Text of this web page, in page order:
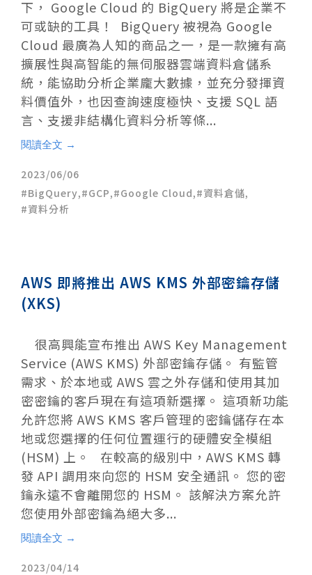
下， Google Cloud 的 BigQuery 將是企業不
可或缺的工具！ BigQuery 被視為 Google
Cloud 最廣為人知的商品之一，是一款擁有高
擴展性與高智能的無伺服器雲端資料倉儲系
統，能協助分析企業龐大數據，並充分發揮資
料價值外，也因查詢速度極快、支援 SQL 語
言、支援非結構化資料分析等條...
閱讀全文 →
2023/06/06
BigQuery, GCP, Google Cloud, 資料倉儲,
資料分析
AWS 即將推出 AWS KMS 外部密鑰存儲
(XKS)
很高興能宣布推出 AWS Key Management
Service (AWS KMS) 外部密鑰存儲。 有監管
需求、於本地或 AWS 雲之外存儲和使用其加
密密鑰的客戶現在有這項新選擇。 這項新功能
允許您將 AWS KMS 客戶管理的密鑰儲存在本
地或您選擇的任何位置運行的硬體安全模組
(HSM) 上。 在較高的級別中，AWS KMS 轉
發 API 調用來向您的 HSM 安全通訊。 您的密
鑰永遠不會離開您的 HSM。 該解決方案允許
您使用外部密鑰為絕大多...
閱讀全文 →
2023/04/14